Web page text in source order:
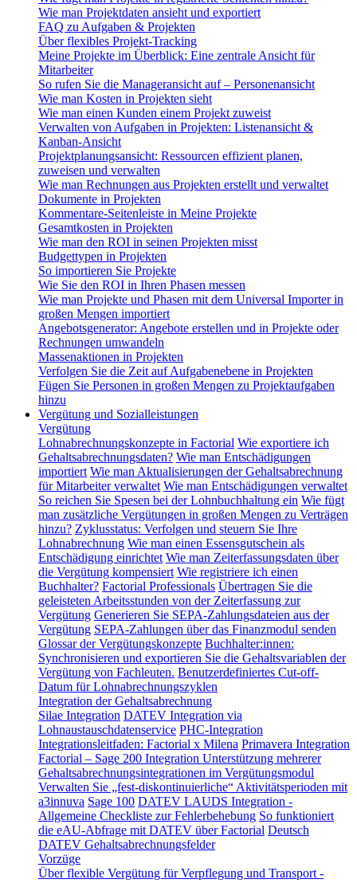
Wie man Projektdaten ansieht und exportiert
FAQ zu Aufgaben & Projekten
Über flexibles Projekt-Tracking
Meine Projekte im Überblick: Eine zentrale Ansicht für
Mitarbeiter
So rufen Sie die Manageransicht auf – Personenansicht
Wie man Kosten in Projekten sieht
Wie man einen Kunden einem Projekt zuweist
Verwalten von Aufgaben in Projekten: Listenansicht &
Kanban-Ansicht
Projektplanungsansicht: Ressourcen effizient planen,
zuweisen und verwalten
Wie man Rechnungen aus Projekten erstellt und verwaltet
Dokumente in Projekten
Kommentare-Seitenleiste in Meine Projekte
Gesamtkosten in Projekten
Wie man den ROI in seinen Projekten misst
Budgettypen in Projekten
So importieren Sie Projekte
Wie Sie den ROI in Ihren Phasen messen
Wie man Projekte und Phasen mit dem Universal Importer in
großen Mengen importiert
Angebotsgenerator: Angebote erstellen und in Projekte oder
Rechnungen umwandeln
Massenaktionen in Projekten
Verfolgen Sie die Zeit auf Aufgabenebene in Projekten
Fügen Sie Personen in großen Mengen zu Projektaufgaben
hinzu
Vergütung und Sozialleistungen
Vergütung
Lohnabrechnungskonzepte in Factorial Wie exportiere ich
Gehaltsabrechnungsdaten? Wie man Entschädigungen
importiert Wie man Aktualisierungen der Gehaltsabrechnung
für Mitarbeiter verwaltet Wie man Entschädigungen verwaltet
So reichen Sie Spesen bei der Lohnbuchhaltung ein Wie fügt
man zusätzliche Vergütungen in großen Mengen zu Verträgen
hinzu? Zyklusstatus: Verfolgen und steuern Sie Ihre
Lohnabrechnung Wie man einen Essensgutschein als
Entschädigung einrichtet Wie man Zeiterfassungsdaten über
die Vergütung kompensiert Wie registriere ich einen
Buchhalter? Factorial Professionals Übertragen Sie die
geleisteten Arbeitsstunden von der Zeiterfassung zur
Vergütung Generieren Sie SEPA-Zahlungsdateien aus der
Vergütung SEPA-Zahlungen über das Finanzmodul senden
Glossar der Vergütungskonzepte Buchhalter:innen:
Synchronisieren und exportieren Sie die Gehaltsvariablen der
Vergütung von Fachleuten. Benutzerdefiniertes Cut-off-
Datum für Lohnabrechnungszyklen
Integration der Gehaltsabrechnung
Silae Integration DATEV Integration via
Lohnaustauschdatenservice PHC-Integration
Integrationsleitfaden: Factorial x Milena Primavera Integration
Factorial – Sage 200 Integration Unterstützung mehrerer
Gehaltsabrechnungsintegrationen im Vergütungsmodul
Verwalten Sie „fest-diskontinuierliche“ Aktivitätsperioden mit
a3innuva Sage 100 DATEV LAUDS Integration -
Allgemeine Checkliste zur Fehlerbehebung So funktioniert
die eAU-Abfrage mit DATEV über Factorial Deutsch
DATEV Gehaltsabrechnungsfelder
Vorzüge
Über flexible Vergütung für Verpflegung und Transport -